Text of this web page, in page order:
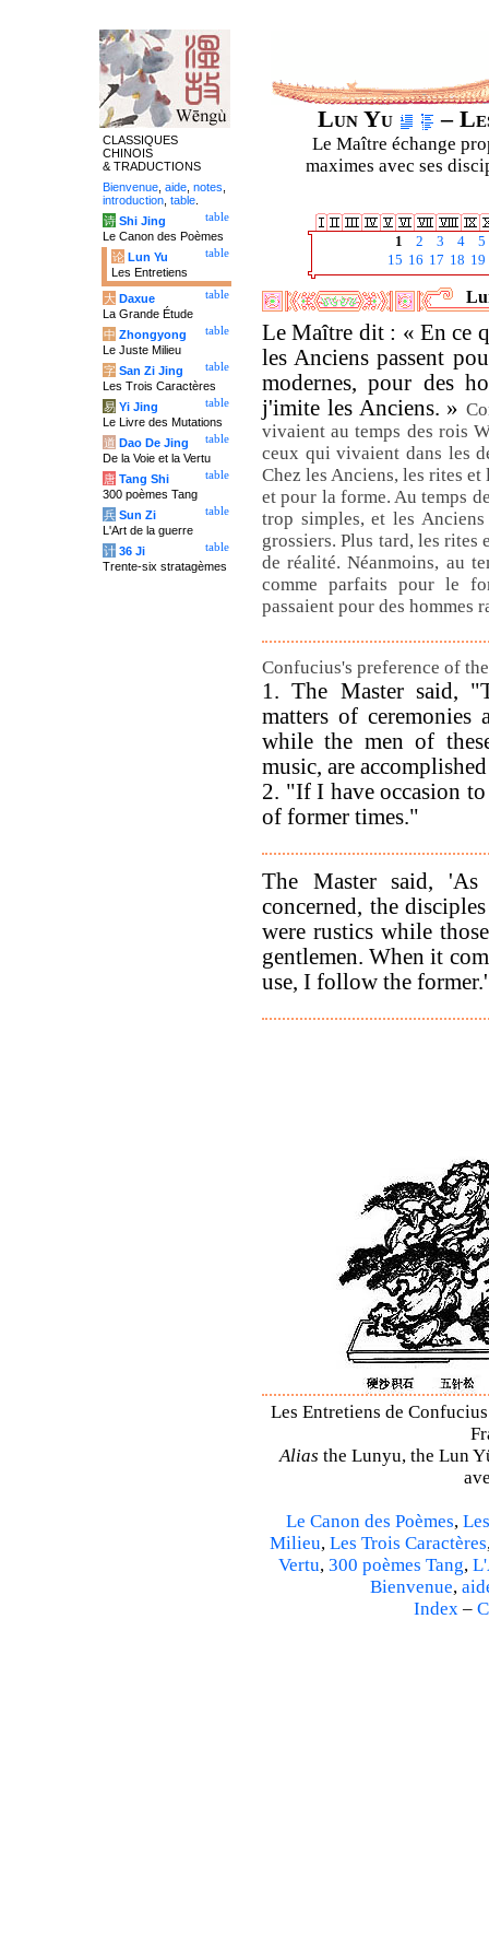
Lun Yu –
Le Maître échange
maximes avec ses
1 2 3 4
5
15 16 17 18 19
Le Maître dit : « En ce
les Anciens passent
modernes, pour des
j'imite les Anciens. »
vivaient au temps des rois
ceux qui vivaient dans les
Chez les Anciens, les rites
et pour la forme. Au temps
trop simples, et les Anciens
grossiers. Plus tard, les rites
de réalité. Néanmoins, au
comme parfaits pour le
passaient pour des hommes
Confucius's preference of
1. The Master said,
matters of ceremonies
while the men of
music, are
2. "If I have occasion
of former times."
The Master said,
concerned, the
were rustics while
gentlemen. When it
use, I follow the former.'
Les Entretiens de
Alias the Lunyu, the Lun
Le Canon des Poèmes,
Milieu, Les Trois Caractères
Vertu, 300 poèmes Tang,
Bienvenue,
Index –
CLASSIQUES
CHINOIS
& TRADUCTIONS
Bienvenue aide notes
introduction table
table
诗 Shi Jing
Le Canon des Poèmes
table
论 Lun Yu
Les Entretiens
table
大 Daxue
La Grande Étude
table
中 Zhongyong
Le Juste Milieu
table
字 San Zi Jing
Les Trois Caractères
table
易 Yi Jing
Le Livre des Mutations
table
道 Dao De Jing
De la Voie et la Vertu
table
唐 Tang Shi
300 poèmes Tang
table
兵 Sun Zi
L'Art de la guerre
table
计 36 Ji
Trente-six stratagèmes